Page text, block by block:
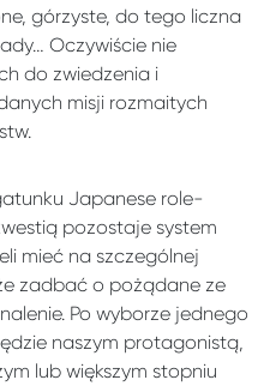
górzyste, do tego liczna
Oczywiście nie
do zwiedzenia i
misji rozmaitych
Japanese role-
pozostaje system
mieć na szczególnej
zadbać o pożądane ze
Po wyborze jednego
naszym protagonistą,
lub większym stopniu